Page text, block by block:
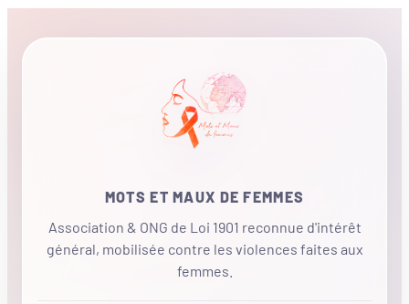
MOTS ET MAUX DE FEMMES
Association & ONG de Loi 1901 reconnue d'intérêt
général, mobilisée contre les violences faites aux
femmes.